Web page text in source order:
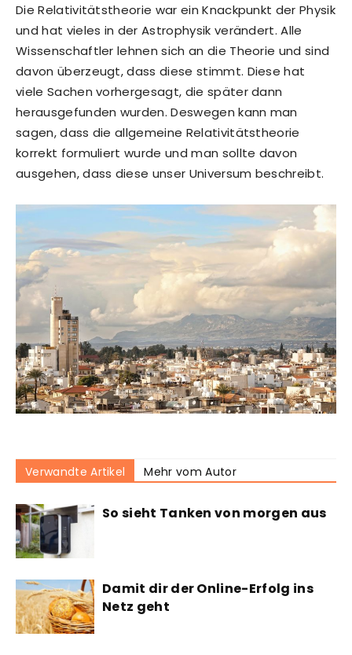
Die Relativitätstheorie war ein Knackpunkt der Physik
und hat vieles in der Astrophysik verändert. Alle
Wissenschaftler lehnen sich an die Theorie und sind
davon überzeugt, dass diese stimmt. Diese hat
viele Sachen vorhergesagt, die später dann
herausgefunden wurden. Deswegen kann man
sagen, dass die allgemeine Relativitätstheorie
korrekt formuliert wurde und man sollte davon
ausgehen, dass diese unser Universum beschreibt.
Verwandte Artikel Mehr vom Autor
So sieht Tanken von morgen aus
Damit dir der Online-Erfolg ins
Netz geht